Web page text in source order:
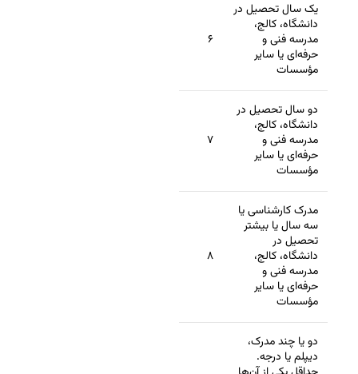
یک سال تحصیل در
دانشگاه، کالج،
مدرسه فنی و
حرفه‌ای یا سایر
مؤسسات
۶
دو سال تحصیل در
دانشگاه، کالج،
مدرسه فنی و
حرفه‌ای یا سایر
مؤسسات
۷
مدرک کارشناسی یا
سه سال یا بیشتر
تحصیل در
دانشگاه، کالج،
مدرسه فنی و
حرفه‌ای یا سایر
مؤسسات
۸
دو یا چند مدرک،
دیپلم یا درجه.